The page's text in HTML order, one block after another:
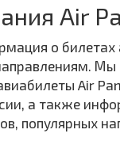
Air
о билетах
Air
а также
популярных